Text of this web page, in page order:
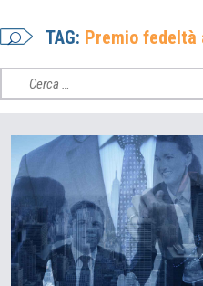
TAG: Premio fedeltà